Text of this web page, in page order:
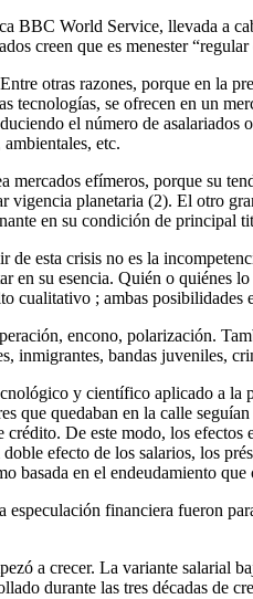
BBC World Service, llevada a
creen que es menester
otras razones, porque en la
tecnologías, se ofrecen en un
el número de
etc.
mercados efímeros, porque su
vigencia planetaria (2). El otro
en su condición de
esta crisis no es la
en su esencia. Quién o quiénes
cualitativo ; ambas
encono, polarización.
inmigrantes, bandas juveniles,
y científico aplicado a
que quedaban en la calle
De este modo, los
efecto de los salarios, los
basada en el endeudamiento
financiera fueron
a crecer. La variante salarial
durante las tres décadas de